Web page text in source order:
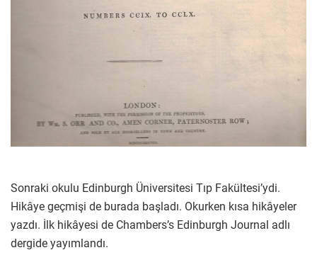
Sonraki okulu Edinburgh Üniversitesi Tıp Fakültesi’ydi.
Hikâye geçmişi de burada başladı. Okurken kısa hikâyeler
yazdı. İlk hikâyesi de Chambers’s Edinburgh Journal adlı
dergide yayımlandı.